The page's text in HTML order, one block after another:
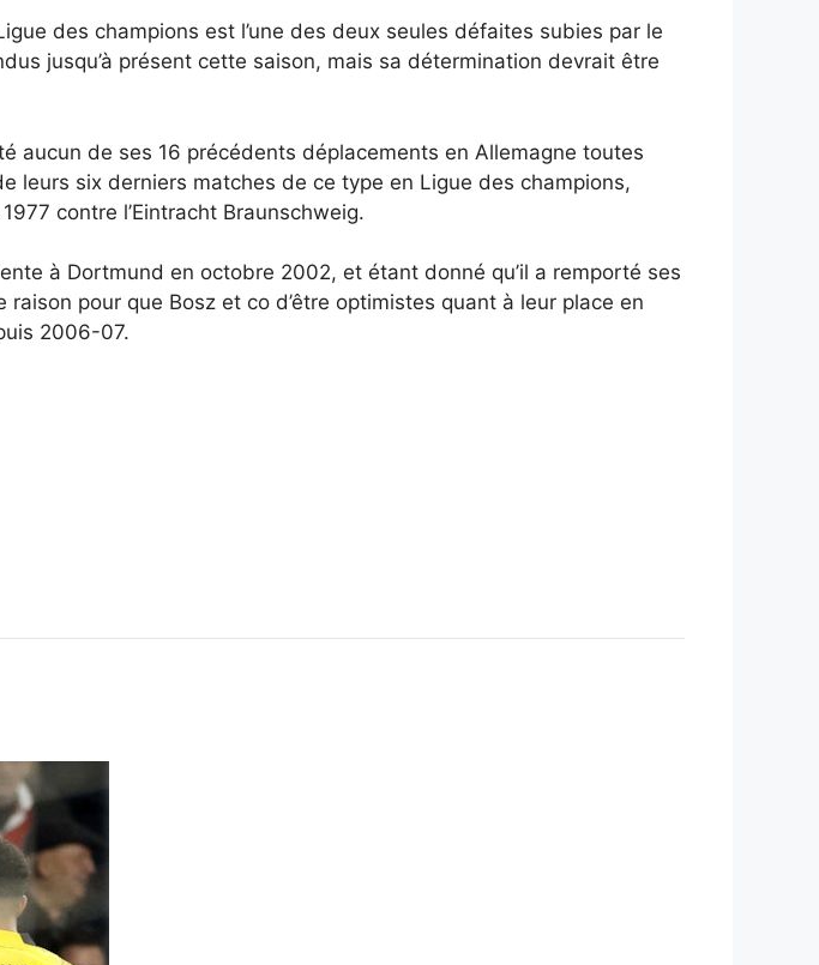
des champions est l’une des deux seules défaites subies par le
jusqu’à présent cette saison, mais sa détermination devrait être
aucun de ses 16 précédents déplacements en Allemagne toutes
leurs six derniers matches de ce type en Ligue des champions,
contre l’Eintracht Braunschweig.
à Dortmund en octobre 2002, et étant donné qu’il a remporté ses
pour que Bosz et co d’être optimistes quant à leur place en
2006-07.